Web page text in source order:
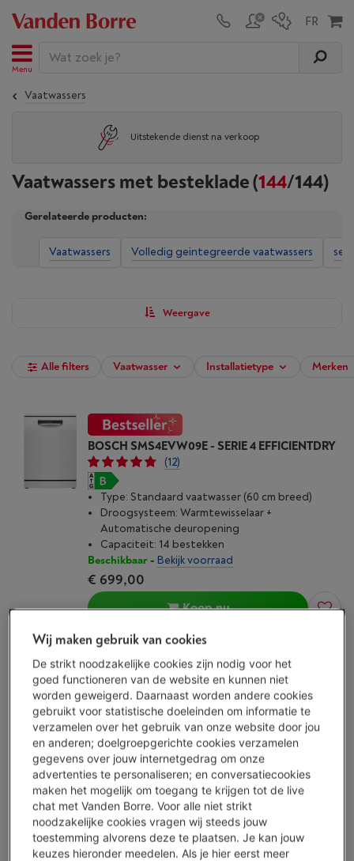
Menu
Vaatwassers
Uitstekende dienst na verkoop
Vaatwassers met besteklade(144/144)
Gerelateerde producten:
Vaatwassers Volledig geïntegreerde vaatwassers
Weergave
Alle filters Vaatwasser Installatietype Merken
BOSCH SMS4EVW09E - SERIE 4 EFFICIENTDRY
(12)
Type: Standaard vaatwasser (60 cm breed)
Droogsysteem: Warmtewisselaar +
Automatische deuropening
Capaciteit: 14 bestekken
Beschikbaar- Bekijk voorraad
€ 699,00
Koop nu
Vergelijken
BOSCH SMV4ENX06E - SERIE 4 EFFICIENTDRY
(15)
Type: Volledig integreerbare vaatwasser
Droogsysteem: Warmtewisselaar +
Automatische deuropening
Capaciteit: 13 bestekken
Beschikbaar- Bekijk voorraad
€ 999,00
Inbouwactie
Wij maken gebruik van cookies
De strikt noodzakelijke cookies zijn nodig voor het
goed functioneren van de website en kunnen niet
worden geweigerd. Daarnaast worden andere cookies
gebruikt voor statistische doeleinden om informatie te
verzamelen over het gebruik van onze website door jou
en anderen; doelgroepgerichte cookies verzamelen
gegevens over jouw internetgedrag om onze
advertenties te personaliseren; en conversatiecookies
maken het mogelijk om toegang te krijgen tot de live
chat met Vanden Borre. Voor alle niet strikt
noodzakelijke cookies vragen wij steeds jouw
toestemming alvorens deze te plaatsen. Je kan jouw
keuzes hieronder meedelen. Als je hier eerst meer